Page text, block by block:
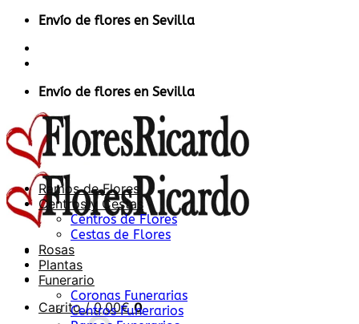
Saltar
contenido
Envío de flores en Sevilla
Envío de flores en Sevilla
Carrito /0,00€ 0
Ramos de Flores
Centros y Cestas
Centros de Flores
Cestas de Flores
Rosas
Plantas
Funerario
Coronas Funerarias
Centros Funerarios